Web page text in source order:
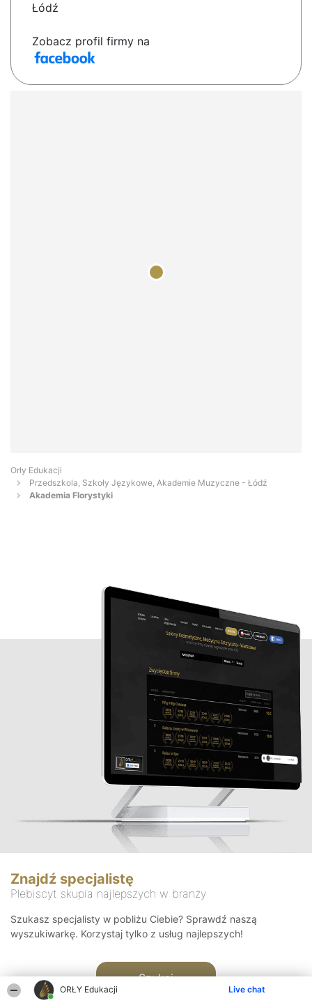
ORŁY Edukacji Live chat
Łódź
Zobacz profil firmy na
Orły Edukacji
Przedszkola, Szkoły Językowe, Akademie Muzyczne - Łódź
Akademia Florystyki
Znajdź specjalistę
Plebiscyt skupia najlepszych w branży
Szukasz specjalisty w pobliżu Ciebie? Sprawdź naszą
wyszukiwarkę. Korzystaj tylko z usług najlepszych!
Szukaj